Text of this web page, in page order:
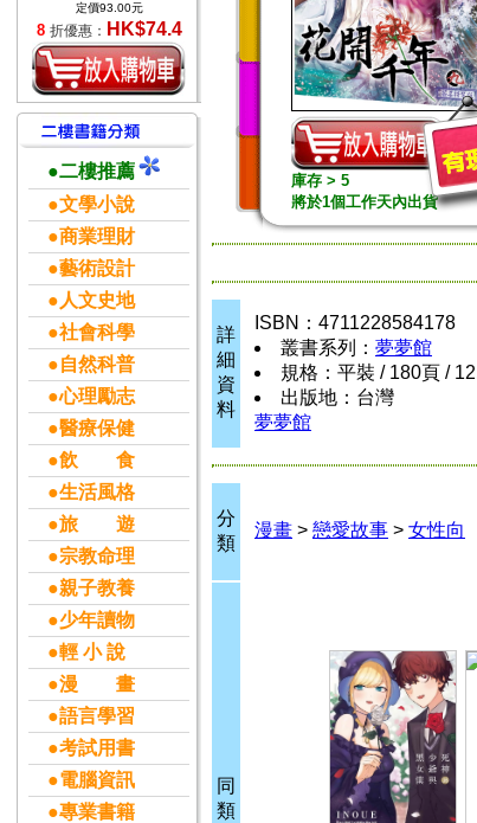
定價93.00元
8 折優惠： HK$74.4
●二樓推薦
●文學小說
●商業理財
●藝術設計
●人文史地
●社會科學
●自然科普
●心理勵志
●醫療保健
●飲 食
●生活風格
●旅 遊
●宗教命理
●親子教養
●少年讀物
●輕 小 說
●漫 畫
●語言學習
●考試用書
●電腦資訊
●專業書籍
庫存 > 5
將於1個工作天內出貨
詳
細
資
料
ISBN：4711228584178
叢書系列： 夢夢館
規格：平裝 / 180頁 /
出版地：台灣
夢夢館
分
類
漫畫 > 戀愛故事 > 女性向
同
類